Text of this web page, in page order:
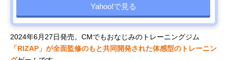
Yahoo!で見る
2024年6月27日発売。CMでもおなじみのトレーニングジム
「RIZAP」が全面監修のもと共同開発された体感型のトレーニン